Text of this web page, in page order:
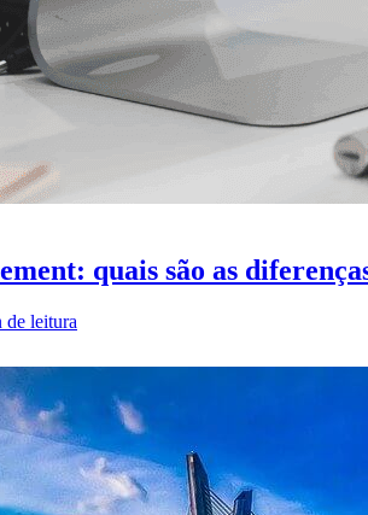
quais são as
de leitura